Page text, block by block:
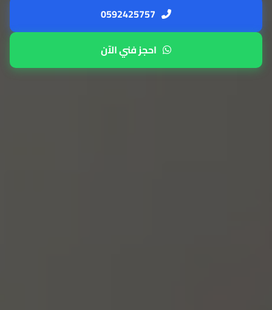
0592425757
احجز فني الآن